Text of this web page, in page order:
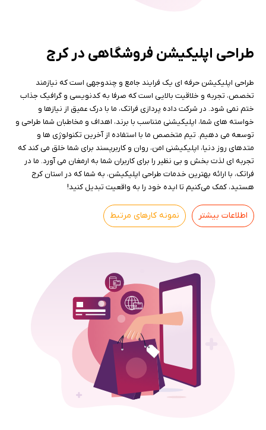
طراحی اپلیکیشن فروشگاهی در کرج
طراحی اپلیکیشن حرفه ای یک فرایند جامع و چندوجهی است که نیازمند
تخصص، تجربه و خلاقیت بالایی است که صرفا به کدنویسی و گرافیک جذاب
ختم نمی شود. در شرکت داده پردازی فراتک، ما با درک عمیق از نیازها و
خواسته های شما، اپلیکیشنی متناسب با برند، اهداف و مخاطبان شما طراحی و
توسعه می دهیم. تیم متخصص ما با استفاده از آخرین تکنولوژی ها و
متدهای روز دنیا، اپلیکیشنی امن، روان و کاربرپسند برای شما خلق می کند که
تجربه ای لذت بخش و بی نظیر را برای کاربران شما به ارمغان می آورد. ما در
فراتک، با ارائه بهترین خدمات طراحی اپلیکیشن، به شما که در استان کرج
هستید، کمک می‌کنیم تا ایده خود را به واقعیت تبدیل کنید!
اطلاعات بیشتر نمونه کارهای مرتبط